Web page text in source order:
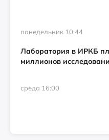
понедельник 10:44
Лаборатория в ИРКБ
миллионов
среда 16:00